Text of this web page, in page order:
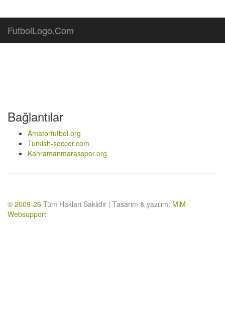
FutbolLogo.Com
Bağlantılar
Amatorfutbol.org
Turkish-soccer.com
Kahramanmarasspor.org
© 2009-26 Tüm Hakları Saklıdır | Tasarım & yazılım: MiM
Websupport